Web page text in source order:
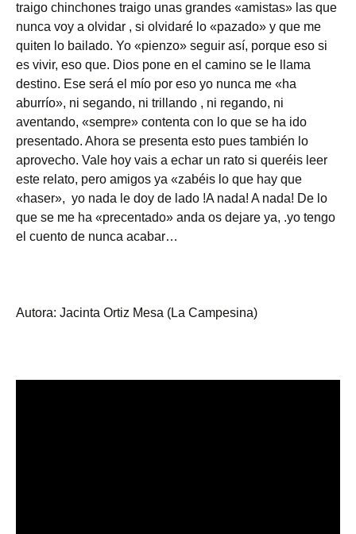
traigo chinchones traigo unas grandes «amistas» las que
nunca voy a olvidar , si olvidaré lo «pazado» y que me
quiten lo bailado. Yo «pienzo» seguir así, porque eso si
es vivir, eso que. Dios pone en el camino se le llama
destino. Ese será el mío por eso yo nunca me «ha
aburrío», ni segando, ni trillando , ni regando, ni
aventando, «sempre» contenta con lo que se ha ido
presentado. Ahora se presenta esto pues también lo
aprovecho. Vale hoy vais a echar un rato si queréis leer
este relato, pero amigos ya «zabéis lo que hay que
«haser», yo nada le doy de lado !A nada! A nada! De lo
que se me ha «precentado» anda os dejare ya, .yo tengo
el cuento de nunca acabar…
Autora: Jacinta Ortiz Mesa (La Campesina)